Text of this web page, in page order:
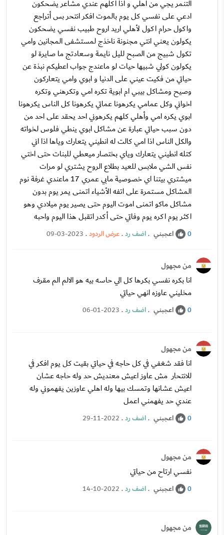
التنمر يجي من اهلي و اذا اكلهم عندي مشاعر يضحكون
ادعي على نفسي كل يوم بالموت افكر انتحر بس أتراجع
واكول حرام اكول لأهلي اريد اروح طبيب نفسي يضحكون
يكولون يعني انتي مجنونة ناخذج لمستشفى المجانين وامي
تكول شبيج من الصبح لليل نايمة وسعادتج ما صايرة لو
يكولون كولي شبيها حيات لو ماعندج جواب اعطيكم نبذة عن
حياتي من فكيت عيني على الدنيا و ابوي وامي يتعاركون
وصيح ومشاكل بيبي ام ابوية تكره امي وتكرهني وتكره
اخواني وكل عمامي يكرهونا عماتي يكرهونا كل الناس يكرهونا
ابوي يكره امي وأهلي كلهم يكرهوني احد يحقد على احد من
دون سبب حياتي عبارة عن مشاكل ابوي ينطي فلوس لخواته
والكل الناس اذا امي كالت له انطيني يتعارك وياها اذا اني
كتله انطيني يتعارك وياي بختصار ميعطي للبنات حتى اختي
نفس الشي ملابس للعيد بطلاع الروح يشتري لو مرات
ميشتري بيتنا اي خصوصية مابي عمري 17 ماعندي غرفة نوم
المشاكل مستمرة على اتفه الأشياء اتمنى يمر يوم بدون
مشاكل ماكو اتمنى اموت اليوم حتى يصير يوم ميلادي وهو
اكثر يوم اكره يوم وفاتي حتى أكدر اتقبل هذا اليوم واحبه
0 اعجبني .اضف رد.عرض الردود.
09-03-2023
من مجهول
انا بكره نفسي بكرها كل الي حاسه بيه هو الالم الم مقرف
مخليني عاوزه انهي حياتي
0 اعجبني .اضف رد.
06-01-2023
من مجهول
انا فقد شغفي في كل حاجه في حياتي بقيت كل يوم افكر في
للانتحار مش عاوز اعيش معنديش حد وله حاجه عشان
اعيش عشانها وتمسك بيها وله اهلي عاوزين يفهموني وله
عندي حد يفهمني اعمل
0 اعجبني .اضف رد.
29-11-2022
من مجهول
نفسي ارتاح من حياتي
0 اعجبني .اضف رد.
14-10-2022
من مجهول